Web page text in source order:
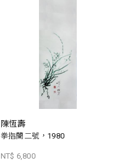
陳恆壽
拳指蘭二號，1980
NT$ 6,800